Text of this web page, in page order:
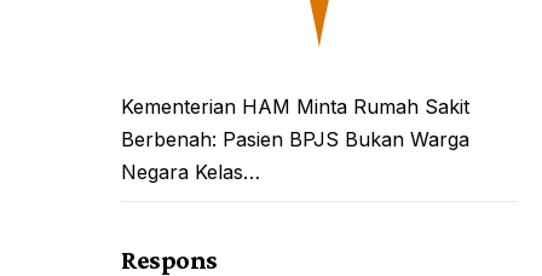
Kementerian HAM Minta Rumah Sakit
Berbenah: Pasien BPJS Bukan Warga
Negara Kelas…
Respons